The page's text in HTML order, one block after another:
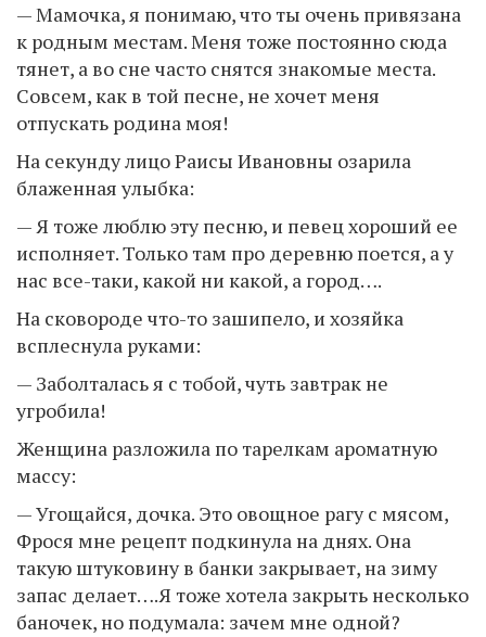
— Мамочка, я понимаю, что ты очень привязана
к родным местам. Меня тоже постоянно сюда
тянет, а во сне часто снятся знакомые места.
Совсем, как в той песне, не хочет меня
отпускать родина моя!
На секунду лицо Раисы Ивановны озарила
блаженная улыбка:
— Я тоже люблю эту песню, и певец хороший ее
исполняет. Только там про деревню поется, а у
нас все-таки, какой ни какой, а город….
На сковороде что-то зашипело, и хозяйка
всплеснула руками:
— Заболталась я с тобой, чуть завтрак не
угробила!
Женщина разложила по тарелкам ароматную
массу:
— Угощайся, дочка. Это овощное рагу с мясом,
Фрося мне рецепт подкинула на днях. Она
такую штуковину в банки закрывает, на зиму
запас делает….Я тоже хотела закрыть несколько
баночек, но подумала: зачем мне одной?